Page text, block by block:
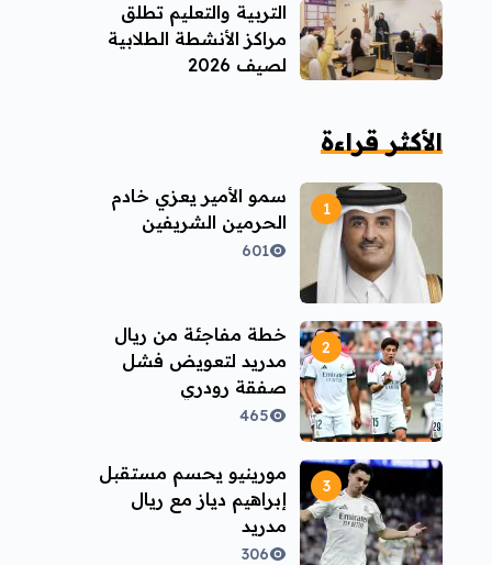
التربية والتعليم تطلق
مراكز الأنشطة الطلابية
لصيف 2026
الأكثر قراءة
سمو الأمير يعزي خادم
الحرمين الشريفين
601
خطة مفاجئة من ريال
مدريد لتعويض فشل
صفقة رودري
465
مورينيو يحسم مستقبل
إبراهيم دياز مع ريال
مدريد
306